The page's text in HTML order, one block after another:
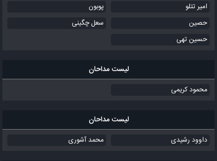
امیر تتلو
پوبون
حصین
سعل چگینی
حسین تهی
لیست مداحان
محمود کریمی
لیست مداحان
داوود رشیدی محمد آشوری